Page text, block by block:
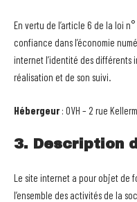
En vertu de l’article 6 de la loi
confiance dans l’économie
internet l’identité des différents
réalisation et de son suivi.
Hébergeur : OVH – 2 rue
3. Description
Le site internet a pour objet de
l’ensemble des activités de la